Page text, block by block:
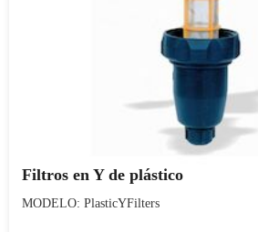
Filtros en Y de plástico
MODELO: PlasticYFilters